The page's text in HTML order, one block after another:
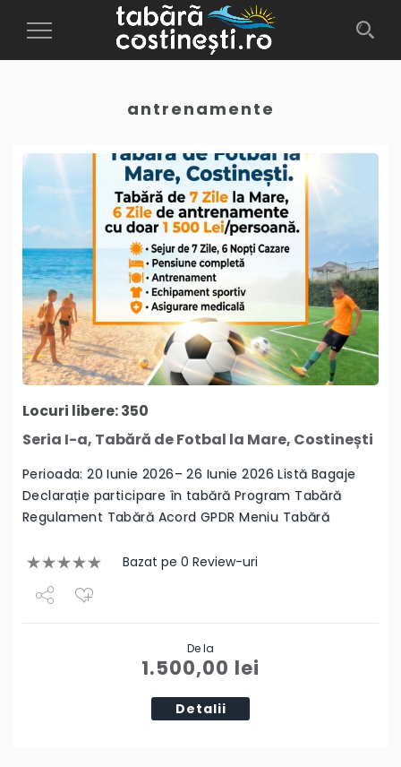
Toggle
antrenamente
Locuri libere: 350
Seria I-a, Tabără de Fotbal la Mare, Costinești
Perioada: 20 Iunie 2026– 26 Iunie 2026 Listă Bagaje
Declarație participare în tabără Program Tabără
Regulament Tabără Acord GPDR Meniu Tabără
Bazat pe 0 Review-uri
De la
1.500,00 lei
Detalii